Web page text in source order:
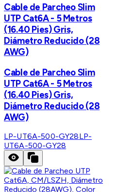
Cable de Parcheo Slim
UTP Cat6A - 5 Metros
(16.40 Pies) Gris,
Diámetro Reducido (28
AWG)
Cable de Parcheo Slim
UTP Cat6A - 5 Metros
(16.40 Pies) Gris,
Diámetro Reducido (28
AWG)
LP-UT6A-500-GY28LP-
UT6A-500-GY28